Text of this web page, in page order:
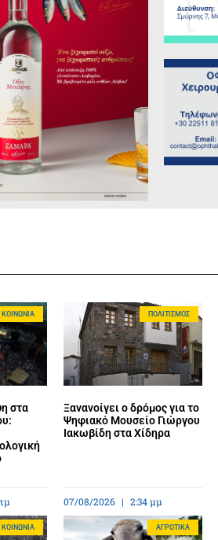
ΚΟΙΝΩΝΊΑ
στα
ΠΟΛΙΤΙΣΜΌΣ
Ξανανοίγει ο δρόμος για το
Ψηφιακό Μουσείο Γιώργου
Ιακωβίδη στα Χίδηρα
07/08/2026 2:34 μμ
ΚΟΙΝΩΝΊΑ ΑΓΡΟΤΙΚΆ